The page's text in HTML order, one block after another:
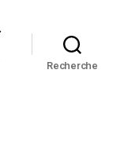
Recherche